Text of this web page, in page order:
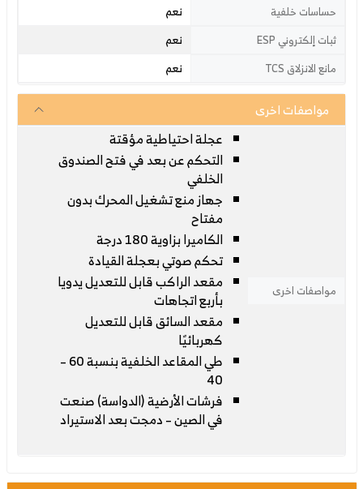
حساسات خلفية نعم
ثبات إلكتروني ESP نعم
مانع الانزلاق TCS نعم
مواصفات اخرى
مواصفات اخرى
عجلة احتياطية مؤقتة
التحكم عن بعد في فتح الصندوق
الخلفي
جهاز منع تشغيل المحرك بدون
مفتاح
الكاميرا بزاوية 180 درجة
تحكم صوتي بعجلة القيادة
مقعد الراكب قابل للتعديل يدويا
بأربع اتجاهات
مقعد السائق قابل للتعديل
كهربائيًا
طي المقاعد الخلفية بنسبة 60 –
40
فرشات الأرضية (الدواسة) صنعت
في الصين – دمجت بعد الاستيراد